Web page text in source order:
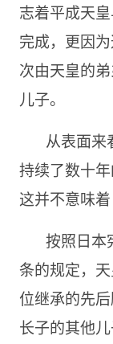
志着平成天
完成，更因
次由天皇的
儿子。
从表面来
持续了数十
这并不意味
按照日本
条的规定，
位继承的先
长子的其他